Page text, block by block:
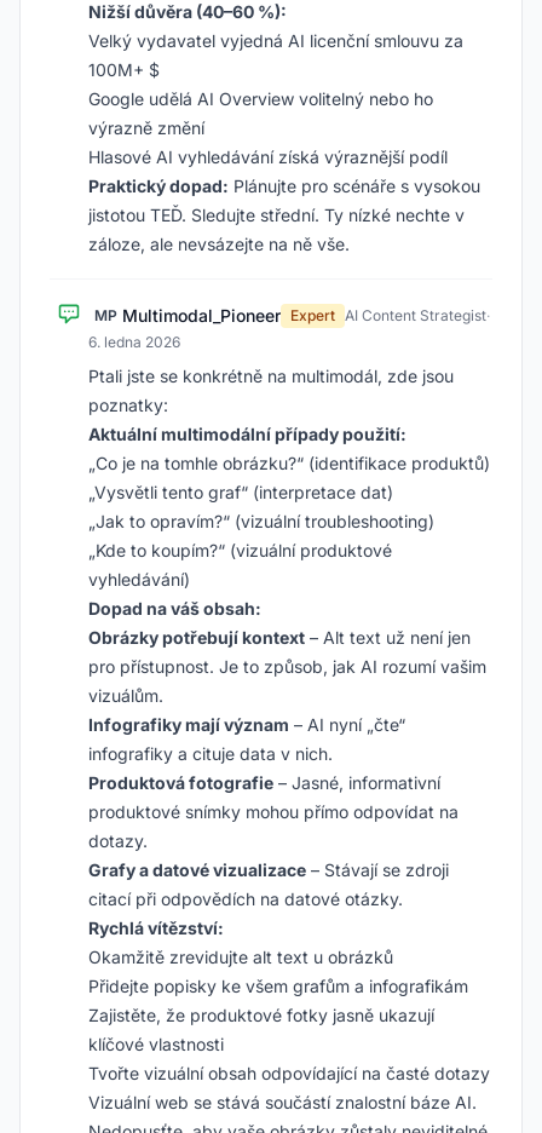
Nižší důvěra (40–60 %):
Velký vydavatel vyjedná AI licenční smlouvu za
100M+ $
Google udělá AI Overview volitelný nebo ho
výrazně změní
Hlasové AI vyhledávání získá výraznější podíl
Praktický dopad: Plánujte pro scénáře s vysokou
jistotou TEĎ. Sledujte střední. Ty nízké nechte v
záloze, ale nevsázejte na ně vše.
MP Multimodal_Pioneer Expert AI Content Strategist·
6. ledna 2026
Ptali jste se konkrétně na multimodál, zde jsou
poznatky:
Aktuální multimodální případy použití:
„Co je na tomhle obrázku?“ (identifikace produktů)
„Vysvětli tento graf“ (interpretace dat)
„Jak to opravím?“ (vizuální troubleshooting)
„Kde to koupím?“ (vizuální produktové
vyhledávání)
Dopad na váš obsah:
Obrázky potřebují kontext – Alt text už není jen
pro přístupnost. Je to způsob, jak AI rozumí vašim
vizuálům.
Infografiky mají význam – AI nyní „čte“
infografiky a cituje data v nich.
Produktová fotografie – Jasné, informativní
produktové snímky mohou přímo odpovídat na
dotazy.
Grafy a datové vizualizace – Stávají se zdroji
citací při odpovědích na datové otázky.
Rychlá vítězství:
Okamžitě zrevidujte alt text u obrázků
Přidejte popisky ke všem grafům a infografikám
Zajistěte, že produktové fotky jasně ukazují
klíčové vlastnosti
Tvořte vizuální obsah odpovídající na časté dotazy
Vizuální web se stává součástí znalostní báze AI.